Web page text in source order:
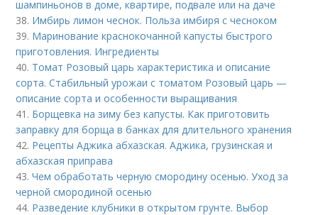
шампиньонов в доме, квартире, подвале или на даче
38. Имбирь лимон чеснок. Польза имбиря с чесноком
39. Маринование краснокочанной капусты быстрого
приготовления. Ингредиенты
40. Томат Розовый царь характеристика и описание
сорта. Стабильный урожаи с томатом Розовый царь —
описание сорта и особенности выращивания
41. Борщевка на зиму без капусты. Как приготовить
заправку для борща в банках для длительного хранения
42. Рецепты Аджика абхазская. Аджика, грузинская и
абхазская приправа
43.Чем обработать черную смородину осенью. Уход за
черной смородиной осенью
44. Разведение клубники в открытом грунте. Выбор